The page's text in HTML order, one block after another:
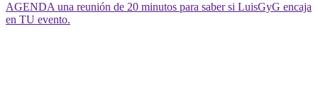
AGENDA una reunión de 20 minutos para saber si LuisGyG encaja
en TU evento.